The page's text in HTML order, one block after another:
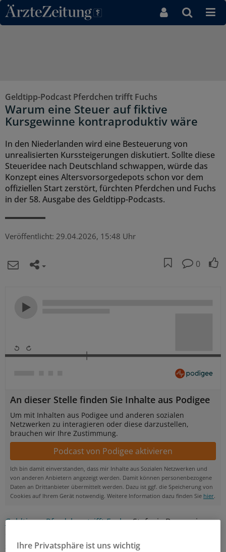
Direkt zum Inhaltsbereich
Geldtipp-Podcast Pferdchen trifft Fuchs
Warum eine Steuer auf fiktive
Kursgewinne kontraproduktiv wäre
In den Niederlanden wird eine Besteuerung von
unrealisierten Kurssteigerungen diskutiert. Sollte diese
Steueridee nach Deutschland schwappen, würde das
Konzept eines Altersvorsorgedepots schon vor dem
offiziellen Start zerstört, fürchten Pferdchen und Fuchs
in der 58. Ausgabe des Geldtipp-Podcasts.
Veröffentlicht: 29.04.2026, 15:48 Uhr
0
An dieser Stelle finden Sie Inhalte aus Podigee
Um mit Inhalten aus Podigee und anderen sozialen
Netzwerken zu interagieren oder diese darzustellen,
brauchen wir Ihre Zustimmung.
Ich bin damit einverstanden, dass mir Inhalte aus Sozialen Netzwerken und
von anderen Anbietern angezeigt werden. Damit können personenbezogene
Daten an Drittanbieter übermittelt werden. Dazu ist ggf. die Speicherung von
Cookies auf Ihrem Gerät notwendig. Weitere Information dazu finden Sie hier.
Geldtipp – Pferdchen trifft Fuchs.Stefanie Burgmaier,
springerprofessional.de, und Ralf Vielhaber, der Fuchs
Ihre Privatsphäre ist uns wichtig